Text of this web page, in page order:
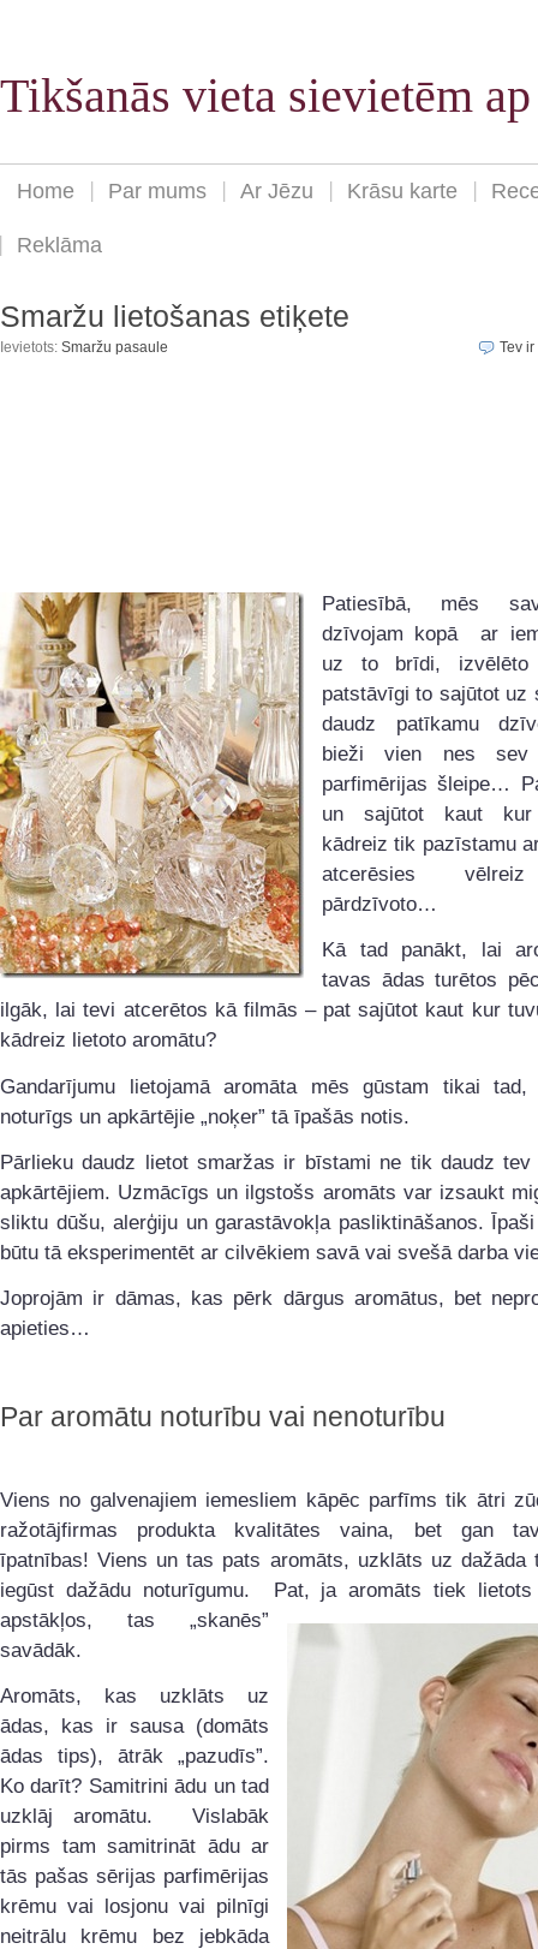
Tikšanās vieta sievietēm
Home Par mums Ar Jēzu Krāsu karte
Reklāma
Smaržu lietošanas etiķete
Ievietots: Smaržu pasaule Tev ir
Patiesībā, mēs
dzīvojam kopā ar
uz to brīdi, izvēlēto
patstāvīgi to sajūtot uz
daudz patīkamu
bieži vien nes
parfimērijas šleipe…
un sajūtot kaut kur
kādreiz tik pazīstamu
atcerēsies
pārdzīvoto…
Kā tad panākt, lai
tavas ādas turētos
ilgāk, lai tevi atcerētos kā filmās – pat sajūtot kaut kur
kādreiz lietoto aromātu?
Gandarījumu lietojamā aromāta mēs gūstam tikai
noturīgs un apkārtējie „noķer” tā īpašās notis.
Pārlieku daudz lietot smaržas ir bīstami ne tik daudz tev
apkārtējiem. Uzmācīgs un ilgstošs aromāts var izsaukt
sliktu dūšu, alerģiju un garastāvokļa pasliktināšanos.
būtu tā eksperimentēt ar cilvēkiem savā vai svešā darba
Joprojām ir dāmas, kas pērk dārgus aromātus, bet
apieties…
Par aromātu noturību vai nenoturību
Viens no galvenajiem iemesliem kāpēc parfīms tik ātri
ražotājfirmas produkta kvalitātes vaina, bet gan
īpatnības! Viens un tas pats aromāts, uzklāts uz dažāda
iegūst dažādu noturīgumu. Pat, ja aromāts tiek lietots
apstākļos, tas „skanēs”
savādāk.
Aromāts, kas uzklāts uz
ādas, kas ir sausa (domāts
ādas tips), ātrāk „pazudīs”.
Ko darīt? Samitrini ādu un tad
uzklāj aromātu. Vislabāk
pirms tam samitrināt ādu ar
tās pašas sērijas parfimērijas
krēmu vai losjonu vai pilnīgi
neitrālu krēmu bez jebkāda